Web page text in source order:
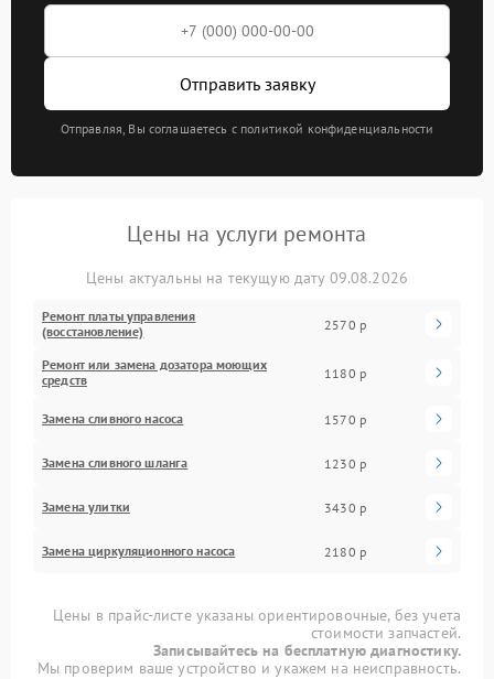
Отправить заявку
Отправляя, Вы соглашаетесь с политикой конфиденциальности
Цены на услуги ремонта
Цены актуальны на текущую дату 09.08.2026
Ремонт платы управления
(восстановление)
2570 р
Ремонт или замена дозатора моющих
средств
1180 р
Замена сливного насоса 1570 р
Замена сливного шланга 1230 р
Замена улитки 3430 р
Замена циркуляционного насоса 2180 р
Цены в прайс-листе указаны ориентировочные, без учета
стоимости запчастей.
Записывайтесь на бесплатную диагностику.
Мы проверим ваше устройство и укажем на неисправность.